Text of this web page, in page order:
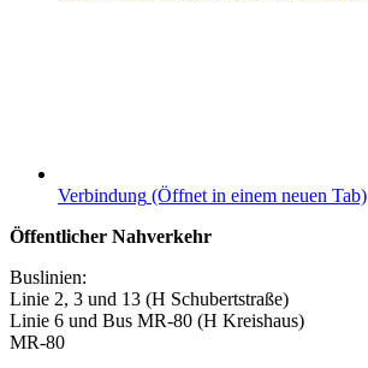
Verbindung (Öffnet in einem neuen Tab)
Öffentlicher Nahverkehr
Buslinien:
Linie 2, 3 und 13 (H Schubertstraße)
Linie 6 und Bus MR-80 (H Kreishaus)
MR-80